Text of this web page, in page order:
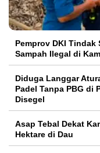
Pemprov DKI Tindak
Sampah Ilegal di
Diduga Langgar
Padel Tanpa PBG di
Disegel
Asap Tebal Dekat
Hektare di Dau